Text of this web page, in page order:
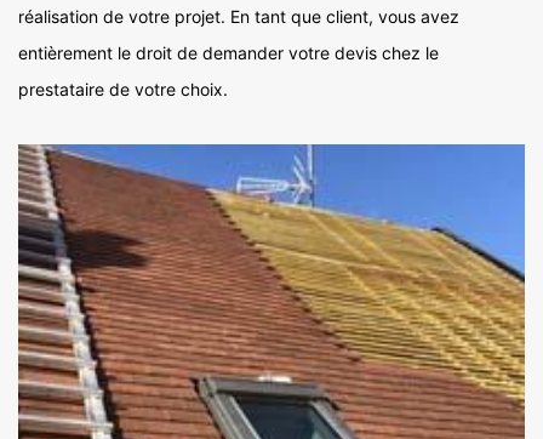
réalisation de votre projet. En tant que client, vous avez
entièrement le droit de demander votre devis chez le
prestataire de votre choix.